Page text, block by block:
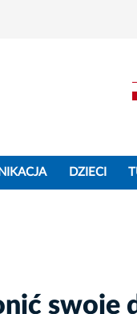
DZIECI
swoje